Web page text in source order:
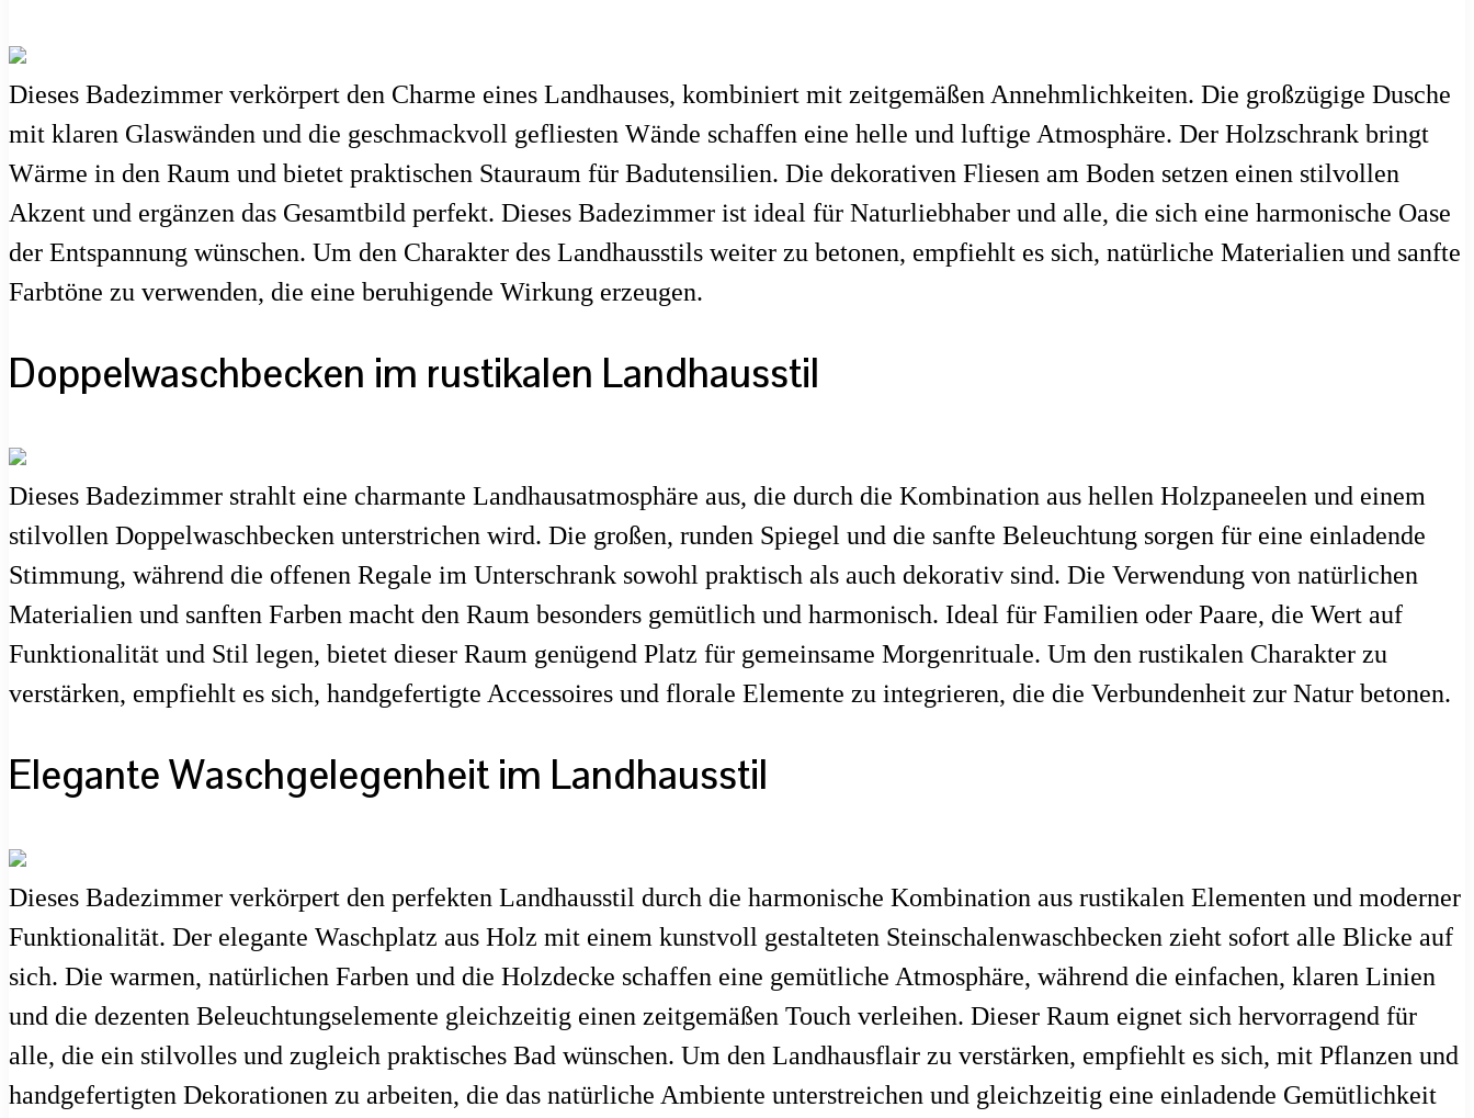
Dieses Badezimmer verkörpert den Charme eines Landhauses, kombiniert mit zeitgemäßen Annehmlichkeiten. Die großzügige Dusche
mit klaren Glaswänden und die geschmackvoll gefliesten Wände schaffen eine helle und luftige Atmosphäre. Der Holzschrank bringt
Wärme in den Raum und bietet praktischen Stauraum für Badutensilien. Die dekorativen Fliesen am Boden setzen einen stilvollen
Akzent und ergänzen das Gesamtbild perfekt. Dieses Badezimmer ist ideal für Naturliebhaber und alle, die sich eine harmonische Oase
der Entspannung wünschen. Um den Charakter des Landhausstils weiter zu betonen, empfiehlt es sich, natürliche Materialien und sanfte
Farbtöne zu verwenden, die eine beruhigende Wirkung erzeugen.
Doppelwaschbecken im rustikalen Landhausstil
Dieses Badezimmer strahlt eine charmante Landhausatmosphäre aus, die durch die Kombination aus hellen Holzpaneelen und einem
stilvollen Doppelwaschbecken unterstrichen wird. Die großen, runden Spiegel und die sanfte Beleuchtung sorgen für eine einladende
Stimmung, während die offenen Regale im Unterschrank sowohl praktisch als auch dekorativ sind. Die Verwendung von natürlichen
Materialien und sanften Farben macht den Raum besonders gemütlich und harmonisch. Ideal für Familien oder Paare, die Wert auf
Funktionalität und Stil legen, bietet dieser Raum genügend Platz für gemeinsame Morgenrituale. Um den rustikalen Charakter zu
verstärken, empfiehlt es sich, handgefertigte Accessoires und florale Elemente zu integrieren, die die Verbundenheit zur Natur betonen.
Elegante Waschgelegenheit im Landhausstil
Dieses Badezimmer verkörpert den perfekten Landhausstil durch die harmonische Kombination aus rustikalen Elementen und moderner
Funktionalität. Der elegante Waschplatz aus Holz mit einem kunstvoll gestalteten Steinschalenwaschbecken zieht sofort alle Blicke auf
sich. Die warmen, natürlichen Farben und die Holzdecke schaffen eine gemütliche Atmosphäre, während die einfachen, klaren Linien
und die dezenten Beleuchtungselemente gleichzeitig einen zeitgemäßen Touch verleihen. Dieser Raum eignet sich hervorragend für
alle, die ein stilvolles und zugleich praktisches Bad wünschen. Um den Landhausflair zu verstärken, empfiehlt es sich, mit Pflanzen und
handgefertigten Dekorationen zu arbeiten, die das natürliche Ambiente unterstreichen und gleichzeitig eine einladende Gemütlichkeit